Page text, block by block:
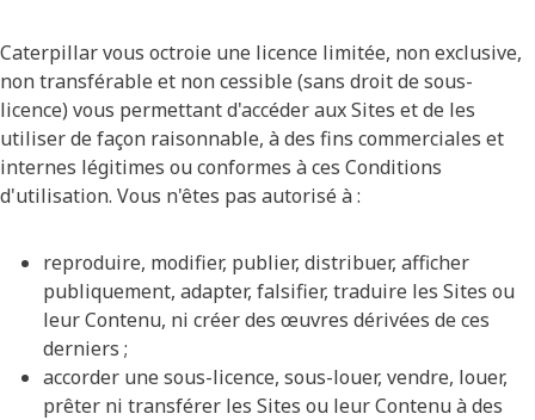
Caterpillar vous octroie une licence limitée, non exclusive,
non transférable et non cessible (sans droit de sous-
licence) vous permettant d'accéder aux Sites et de les
utiliser de façon raisonnable, à des fins commerciales et
internes légitimes ou conformes à ces Conditions
d'utilisation. Vous n'êtes pas autorisé à :
reproduire, modifier, publier, distribuer, afficher
publiquement, adapter, falsifier, traduire les Sites ou
leur Contenu, ni créer des œuvres dérivées de ces
derniers ;
accorder une sous-licence, sous-louer, vendre, louer,
prêter ni transférer les Sites ou leur Contenu à des